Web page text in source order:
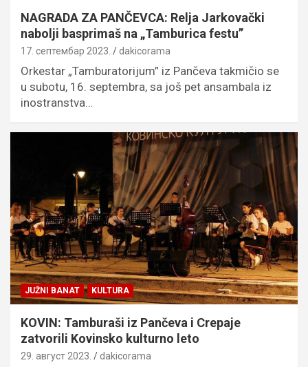
NAGRADA ZA PANČEVCA: Relja Jarkovački
nabolji basprimaš na „Tamburica festu”
17. септембар 2023. dakicorama
Orkestar „Tamburatorijum” iz Pančeva takmičio se
u subotu, 16. septembra, sa još pet ansambala iz
inostranstva…
JUŽNI BANAT KULTURA
KOVIN: Tamburaši iz Pančeva i Crepaje
zatvorili Kovinsko kulturno leto
29. август 2023. dakicorama